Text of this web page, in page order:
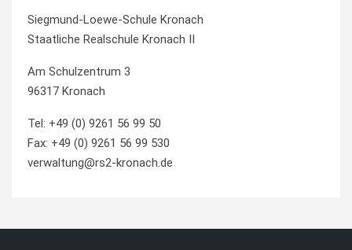
Siegmund-Loewe-Schule Kronach
Staatliche Realschule Kronach II
Am Schulzentrum 3
96317 Kronach
Tel: +49 (0) 9261 56 99 50
Fax: +49 (0) 9261 56 99 530
verwaltung@rs2-kronach.de